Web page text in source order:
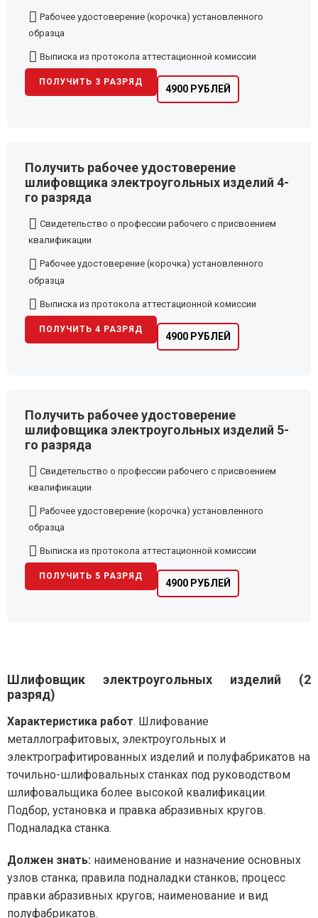
Рабочее удостоверение (корочка) установленного
образца
Выписка из протокола аттестационной комиссии
4900 РУБЛЕЙ
ПОЛУЧИТЬ 3 РАЗРЯД
Получить рабочее удостоверение
шлифовщика электроугольных изделий 4-
го разряда
Свидетельство о профессии рабочего с присвоением
квалификации
Рабочее удостоверение (корочка) установленного
образца
Выписка из протокола аттестационной комиссии
4900 РУБЛЕЙ
ПОЛУЧИТЬ 4 РАЗРЯД
Получить рабочее удостоверение
шлифовщика электроугольных изделий 5-
го разряда
Свидетельство о профессии рабочего с присвоением
квалификации
Рабочее удостоверение (корочка) установленного
образца
Выписка из протокола аттестационной комиссии
4900 РУБЛЕЙ
ПОЛУЧИТЬ 5 РАЗРЯД
Шлифовщик электроугольных изделий (2
разряд)
Характеристика работ. Шлифование
металлографитовых, электроугольных и
электрографитированных изделий и полуфабрикатов на
точильно-шлифовальных станках под руководством
шлифовальщика более высокой квалификации.
Подбор, установка и правка абразивных кругов.
Подналадка станка.
Должен знать: наименование и назначение основных
узлов станка; правила подналадки станков; процесс
правки абразивных кругов; наименование и вид
полуфабрикатов.